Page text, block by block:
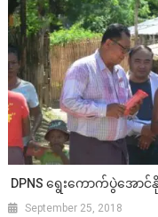
DPNS ရွေးကောက်ပွဲအော
September 25, 2018